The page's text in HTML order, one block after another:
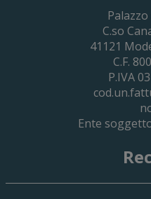
29 Giugno 2026
Cassa
2030
C.so
41121
C.F.
P.IVA
Ente